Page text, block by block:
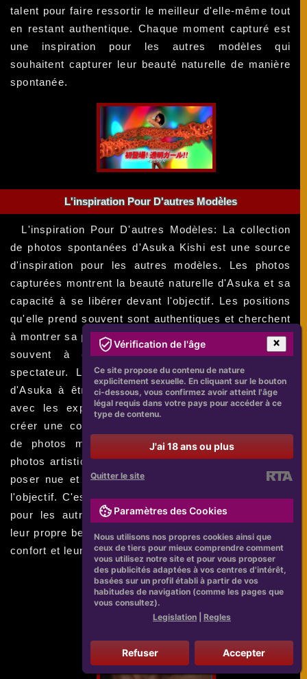
talent pour faire ressortir le meilleur d'elle-même tout
en restant authentique. Chaque moment capturé est
une inspiration pour les autres modèles qui
souhaitent capturer leur beauté naturelle de manière
spontanée.
L'inspiration Pour D'autres Modèles
L'inspiration Pour D'autres Modèles: La collection
de photos spontanées d'Asuka Kishi est une source
d'inspiration pour les autres modèles. Les photos
capturées montrent la beauté naturelle d'Asuka et sa
capacité à se libérer devant l'objectif. Les positions
qu'elle prend souvent sont authentiques et cherchent
à montrer sa personnalité. Les regards capturés sont
souvent à couper le souffle et envoûtent le
spectateur. Les photos témoignent de la capacité
d'Asuka à être à l'aise dans son corps et à jouer
avec les expressions faciales et les poses pour
créer une composition dynamique. Cette collection
de photos montre qu'il est possible d'avoir des
photos artistiques magnifiques sans avoir besoin de
poser nue et sans rencontrer de personnes loin de
l'objectif. C'est donc une grande source d'inspiration
pour les autres modèles qui cherchent à capturer
leur propre beauté naturelle sans compromis sur leur
confort et leur autonomie.
Vérification de l'âge
Ce site propose du contenu de nature
explicitement sexuelle. En cliquant sur le bouton
ci-dessous, vous confirmez avoir atteint l'âge
légal requis dans votre pays pour accéder à ce
type de contenu.
J'ai 18 ans ou plus
Quitter le site
Paramètres des Cookies
Nous utilisons nos propres cookies ainsi que
ceux de tiers pour mieux comprendre comment
vous utilisez notre site et pour vous proposer
des publicités adaptées à vos centres d'intérêt,
basées sur un profil établi à partir de vos
habitudes de navigation (comme les pages que
vous consultez).
Legislation
Regles
Refuser Accepter